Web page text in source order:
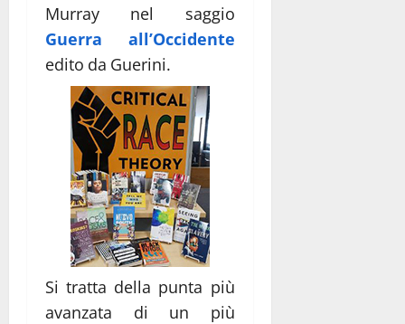
Murray nel saggio
Guerra all’Occidente
edito da Guerini.
Si tratta della punta più
avanzata di un più